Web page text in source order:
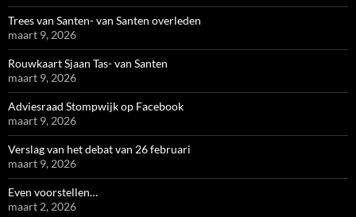
Trees van Santen- van Santen overleden
maart 9, 2026
Rouwkaart Sjaan Tas- van Santen
maart 9, 2026
Adviesraad Stompwijk op Facebook
maart 9, 2026
Verslag van het debat van 26 februari
maart 9, 2026
Even voorstellen…
maart 2, 2026